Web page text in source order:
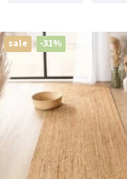
sale -31%